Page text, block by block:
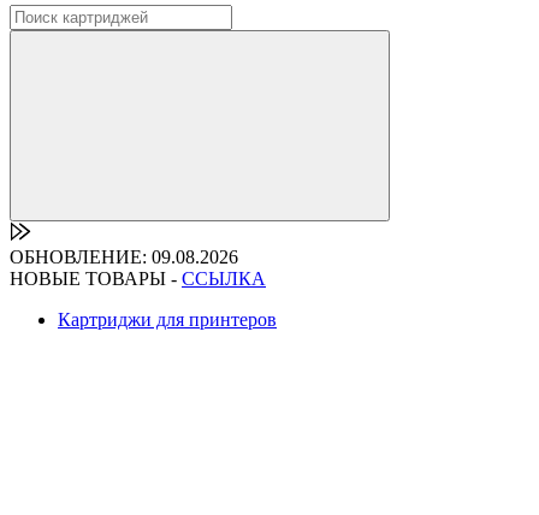
ОБНОВЛЕНИЕ: 09.08.2026
НОВЫЕ ТОВАРЫ - ССЫЛКА
Картриджи для принтеров